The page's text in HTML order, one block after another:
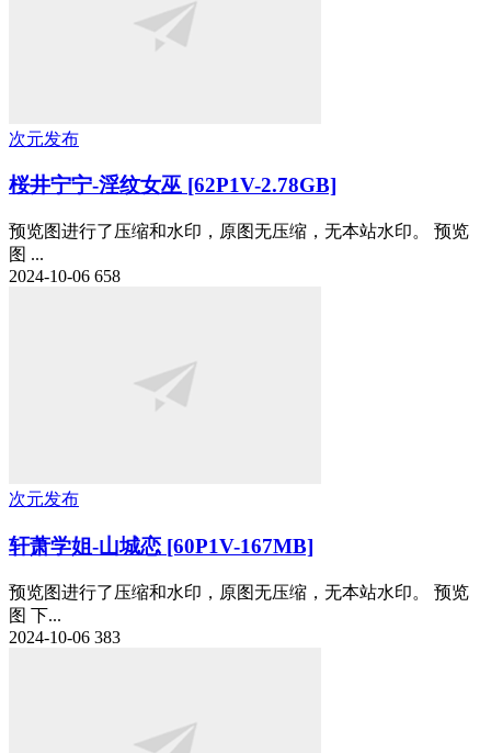
次元发布
桜井宁宁-淫纹女巫 [62P1V-2.78GB]
预览图进行了压缩和水印，原图无压缩，无本站水印。 预览
图 ...
2024-10-06 658
次元发布
轩萧学姐-山城恋 [60P1V-167MB]
预览图进行了压缩和水印，原图无压缩，无本站水印。 预览
图 下...
2024-10-06 383